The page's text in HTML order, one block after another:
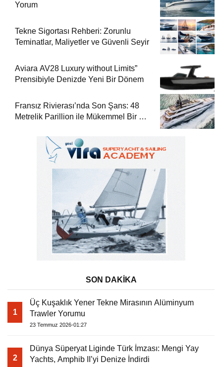
Yorum
Tekne Sigortası Rehberi: Zorunlu
Teminatlar, Maliyetler ve Güvenli Seyir
Aviara AV28 Luxury without Limits”
Prensibiyle Denizde Yeni Bir Dönem
Fransız Rivierası’nda Son Şans: 48
Metrelik Parillion ile Mükemmel Bir Yat
SON DAKİKA
1
Üç Kuşaklık Yener Tekne Mirasının Alüminyum
Trawler Yorumu
23 Temmuz 2026-01:27
2
Dünya Süperyat Liginde Türk İmzası: Mengi Yay
Yachts, Amphib II’yi Denize İndirdi